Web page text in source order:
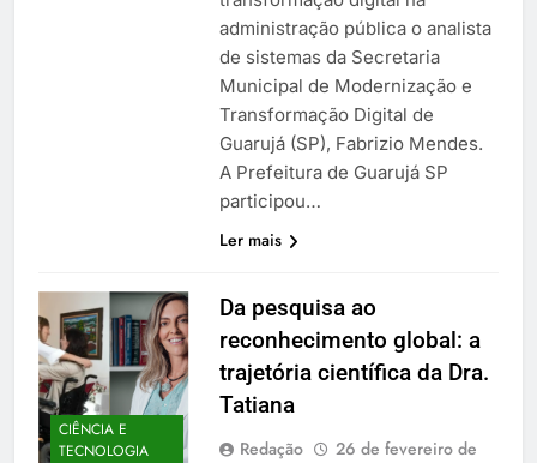
administração pública o analista
de sistemas da Secretaria
Municipal de Modernização e
Transformação Digital de
Guarujá (SP), Fabrizio Mendes.
A Prefeitura de Guarujá SP
participou…
Ler mais
CIÊNCIA E
TECNOLOGIA
Da pesquisa ao
reconhecimento global: a
trajetória científica da Dra.
Tatiana
Redação
26 de fevereiro de